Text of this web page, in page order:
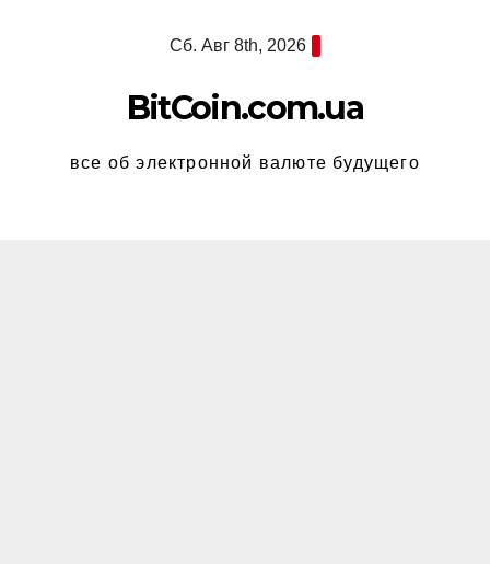
Сб. Авг 8th, 2026
BitCoin.com.ua
все об электронной валюте будущего